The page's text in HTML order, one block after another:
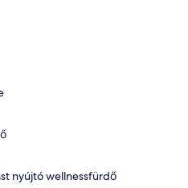
nyújtó wellnessfürdő